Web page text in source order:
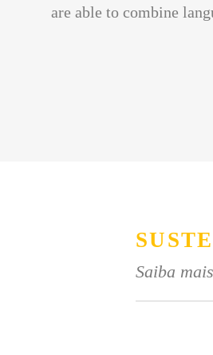
are able to combine
Saiba